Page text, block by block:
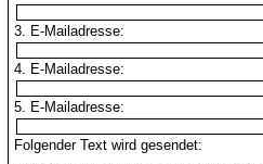
3. E-Mailadresse:
4. E-Mailadresse:
5. E-Mailadresse:
Folgender Text wird gesendet: